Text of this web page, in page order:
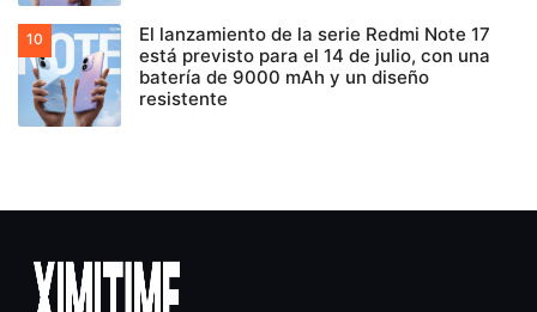
El lanzamiento de la serie Redmi Note 17
está previsto para el 14 de julio, con una
batería de 9000 mAh y un diseño
resistente